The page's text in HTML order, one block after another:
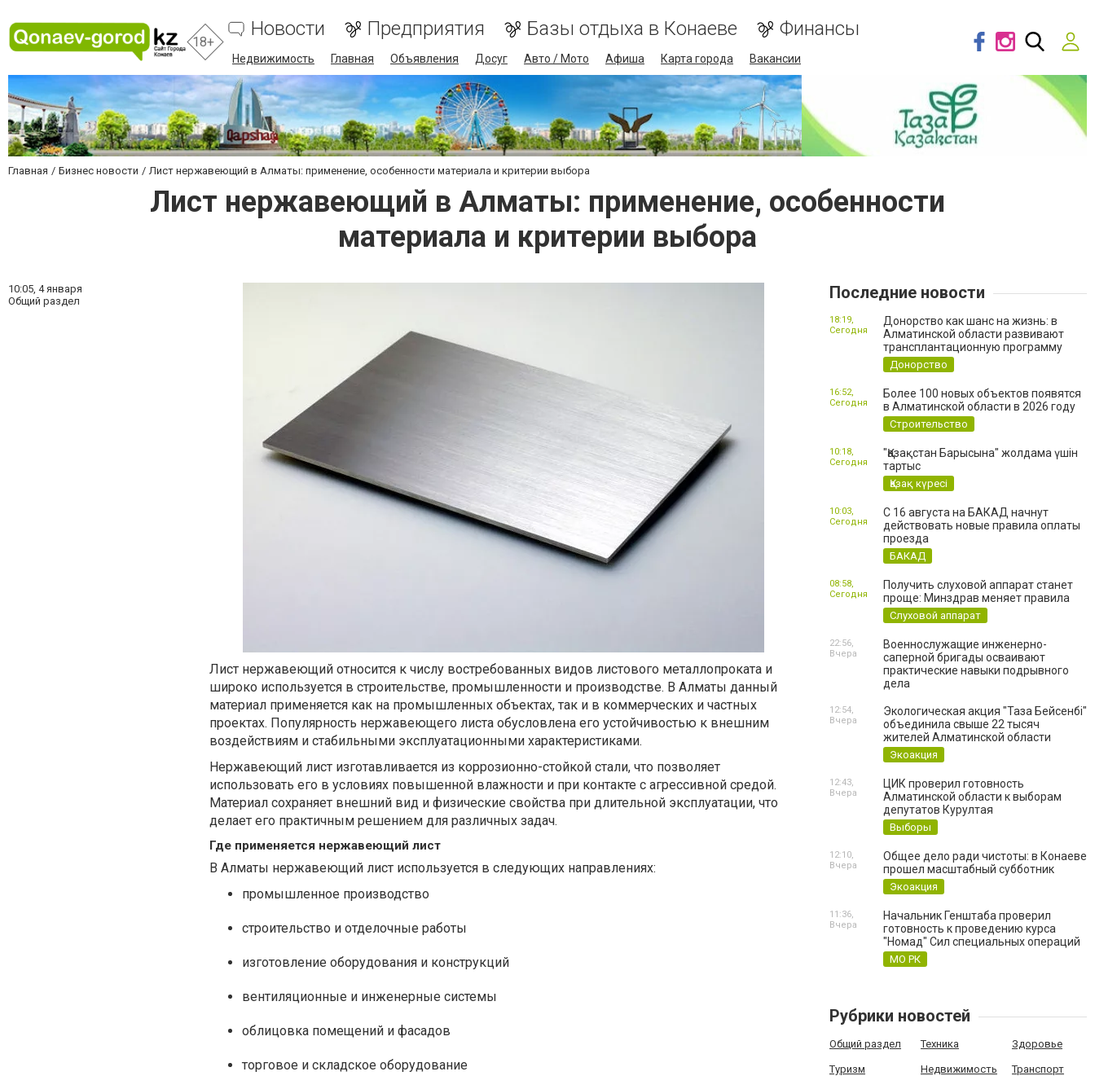
18+
Новости Предприятия Базы отдыха в Конаеве Финансы
Недвижимость Главная Объявления Досуг Авто / Мото Афиша Карта города Вакансии
Главная Бизнес новости Лист нержавеющий в Алматы: применение, особенности материала и критерии выбора
Лист нержавеющий в Алматы: применение, особенности
материала и критерии выбора
10:05, 4 января
Общий раздел
Лист нержавеющий относится к числу востребованных видов листового металлопроката и
широко используется в строительстве, промышленности и производстве. В Алматы данный
материал применяется как на промышленных объектах, так и в коммерческих и частных
проектах. Популярность нержавеющего листа обусловлена его устойчивостью к внешним
воздействиям и стабильными эксплуатационными характеристиками.
Нержавеющий лист изготавливается из коррозионно-стойкой стали, что позволяет
использовать его в условиях повышенной влажности и при контакте с агрессивной средой.
Материал сохраняет внешний вид и физические свойства при длительной эксплуатации, что
делает его практичным решением для различных задач.
Где применяется нержавеющий лист
В Алматы нержавеющий лист используется в следующих направлениях:
промышленное производство
строительство и отделочные работы
изготовление оборудования и конструкций
вентиляционные и инженерные системы
облицовка помещений и фасадов
торговое и складское оборудование
Последние новости
Донорство как шанс на жизнь: в
Алматинской области развивают
трансплантационную программу
Донорство
18:19,
Сегодня
Более 100 новых объектов появятся
в Алматинской области в 2026 году
Строительство
16:52,
Сегодня
"Қазақстан Барысына" жолдама үшін
тартыс
Қазақ күресі
10:18,
Сегодня
С 16 августа на БАКАД начнут
действовать новые правила оплаты
проезда
БАКАД
10:03,
Сегодня
Получить слуховой аппарат станет
проще: Минздрав меняет правила
Слуховой аппарат
08:58,
Сегодня
Военнослужащие инженерно-
саперной бригады осваивают
практические навыки подрывного
дела
22:56,
Вчера
Экологическая акция "Таза Бейсенбі"
объединила свыше 22 тысяч
жителей Алматинской области
Экоакция
12:54,
Вчера
ЦИК проверил готовность
Алматинской области к выборам
депутатов Курултая
Выборы
12:43,
Вчера
Общее дело ради чистоты: в Конаеве
прошел масштабный субботник
Экоакция
12:10,
Вчера
Начальник Генштаба проверил
готовность к проведению курса
"Номад" Сил специальных операций
МО РК
11:36,
Вчера
Рубрики новостей
Общий раздел Техника Здоровье
Туризм Недвижимость Транспорт